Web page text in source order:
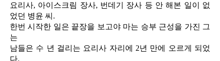
요리사, 아이스크림 장사, 번데기 장사 등 안 해본 일이 없
었던 병윤 씨.
한번 시작한 일은 끝장을 보고야 마는 승부 근성을 가진 그
는
남들은 수 년 걸리는 요리사 자리에 2년 만에 오르게 되었
다.